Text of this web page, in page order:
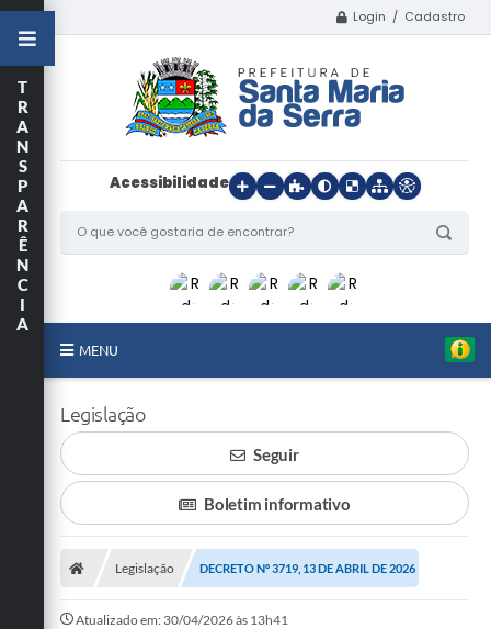
Login / Cadastro
Acessibilidade
MENU
O Município
Departamentos
Turismo
Cultura
Conselhos Municipais
T
R
A
N
S
P
A
R
Ê
N
C
I
A
Legislação
Seguir
Boletim informativo
Legislação DECRETO Nº 3719, 13 DE ABRIL DE 2026
Atualizado em: 30/04/2026 às 13h41